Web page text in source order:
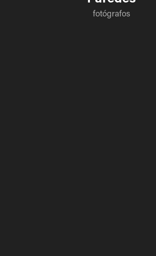
fotógrafos